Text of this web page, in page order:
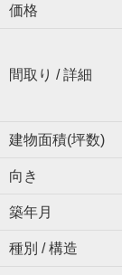
価格
間取り / 詳細
建物面積(坪数)
向き
築年月
種別 / 構造